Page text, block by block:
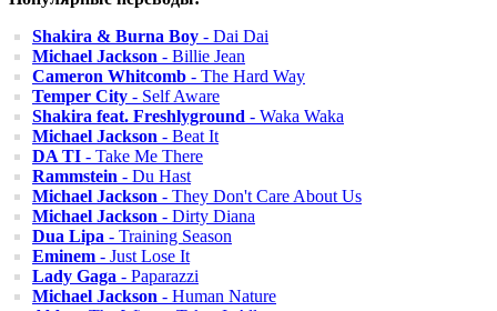
Shakira & Burna Boy - Dai Dai
Michael Jackson - Billie Jean
Cameron Whitcomb - The Hard Way
Temper City - Self Aware
Shakira feat. Freshlyground - Waka Waka
Michael Jackson - Beat It
DA TI - Take Me There
Rammstein - Du Hast
Michael Jackson - They Don't Care About Us
Michael Jackson - Dirty Diana
Dua Lipa - Training Season
Eminem - Just Lose It
Lady Gaga - Paparazzi
Michael Jackson - Human Nature